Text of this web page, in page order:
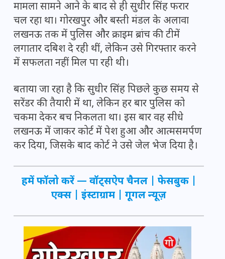
मामला सामने आने के बाद से ही सुधीर सिंह फरार
चल रहा था। गोरखपुर और बस्ती मंडल के अलावा
लखनऊ तक में पुलिस और क्राइम ब्रांच की टीमें
लगातार दबिश दे रही थीं, लेकिन उसे गिरफ्तार करने
में सफलता नहीं मिल पा रही थी।
बताया जा रहा है कि सुधीर सिंह पिछले कुछ समय से
सरेंडर की तैयारी में था, लेकिन हर बार पुलिस को
चकमा देकर बच निकलता था। इस बार वह सीधे
लखनऊ में जाकर कोर्ट में पेश हुआ और आत्मसमर्पण
कर दिया, जिसके बाद कोर्ट ने उसे जेल भेज दिया है।
हमें फॉलो करें — वॉट्सऐप चैनल फेसबुक
एक्स
इंस्टाग्राम गूगल न्यूज़